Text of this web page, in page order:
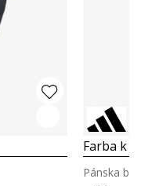
Farba k
Pánska